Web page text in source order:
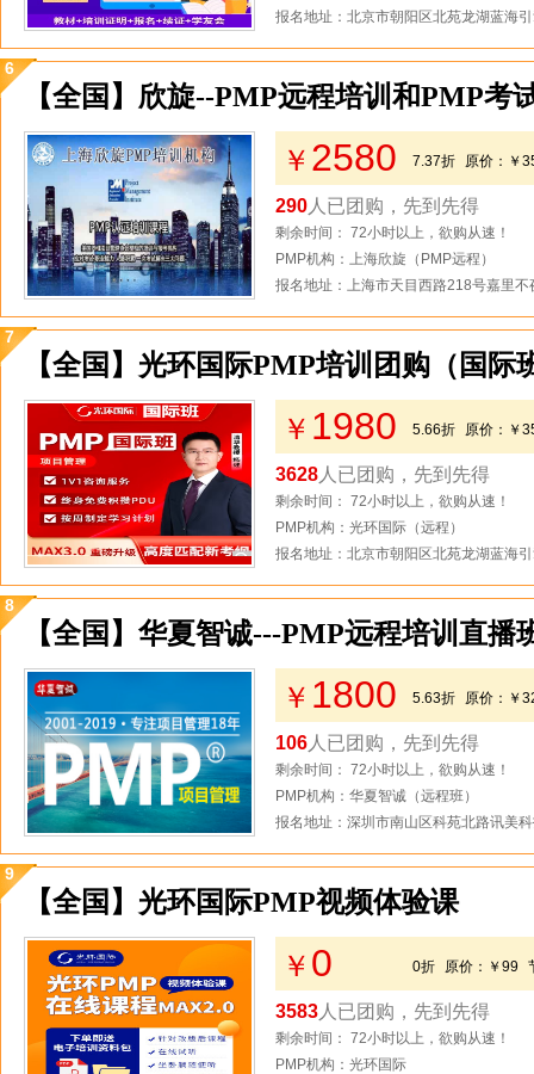
报名地址：北京市朝阳区北苑龙湖蓝海
6
【全国】欣旋--PMP远程培训和PMP考
￥ 2580 7.37折 原价： ￥
290 人已团购，先到先得
剩余时间： 72小时以上，欲购从速！
PMP机构：上海欣旋（PMP远程）
报名地址：上海市天目西路218号嘉里
7
【全国】光环国际PMP培训团购（国际
￥ 1980 5.66折 原价： ￥
3628 人已团购，先到先得
剩余时间： 72小时以上，欲购从速！
PMP机构：光环国际（远程）
报名地址：北京市朝阳区北苑龙湖蓝海
8
【全国】华夏智诚---PMP远程培训直播
￥ 1800 5.63折 原价： ￥
106 人已团购，先到先得
剩余时间： 72小时以上，欲购从速！
PMP机构：华夏智诚（远程班）
报名地址：深圳市南山区科苑北路讯美
9
【全国】光环国际PMP视频体验课
￥ 0 0折 原价： ￥99
3583 人已团购，先到先得
剩余时间： 72小时以上，欲购从速！
PMP机构：光环国际